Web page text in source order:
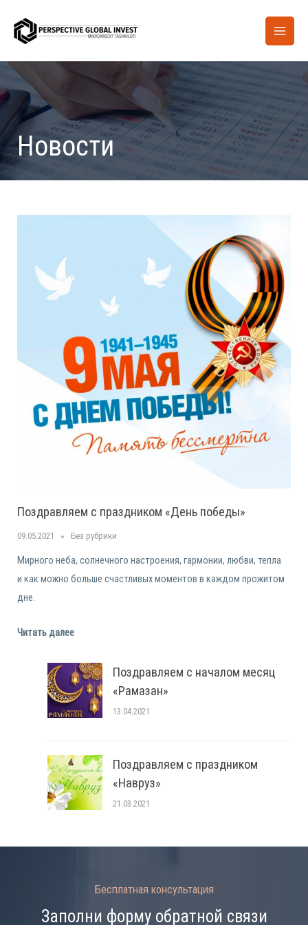
Новости
Поздравляем с праздником «День победы»
09.05.2021 Без рубрики
Мирного неба, солнечного настроения, гармонии, любви, тепла
и как можно больше счастливых моментов в каждом прожитом
дне.
Читать далее
Поздравляем с началом месяц
«Рамазан»
13.04.2021
Поздравляем с праздником
«Навруз»
21.03.2021
Бесплатная консультация
Заполни форму обратной связи